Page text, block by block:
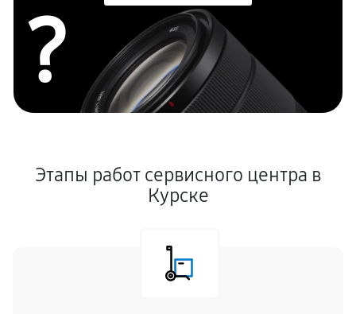
?
Этапы работ сервисного центра в
Курске